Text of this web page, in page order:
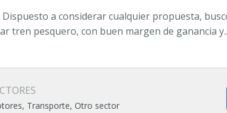
Dispuesto a considerar cualquier propuesta,
tren pesquero, con buen margen de ganancia
Transporte, Otro sector